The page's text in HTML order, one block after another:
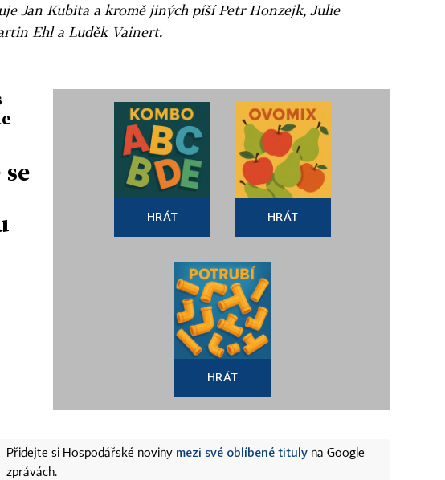
Jan Kubita a kromě jiných píší Petr Honzejk, Julie
Ehl a Luděk Vainert.
HRÁT HRÁT
HRÁT
Přidejte si Hospodářské noviny mezi své oblíbené tituly na Google
zprávách.